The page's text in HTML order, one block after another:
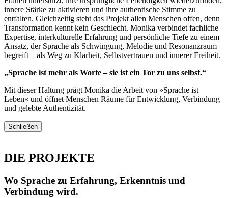
innere Stärke zu aktivieren und ihre authentische Stimme zu
entfalten. Gleichzeitig steht das Projekt allen Menschen offen, denn
Transformation kennt kein Geschlecht. Monika verbindet fachliche
Expertise, interkulturelle Erfahrung und persönliche Tiefe zu einem
Ansatz, der Sprache als Schwingung, Melodie und Resonanzraum
begreift – als Weg zu Klarheit, Selbstvertrauen und innerer Freiheit.
„Sprache ist mehr als Worte – sie ist ein Tor zu uns selbst.“
Mit dieser Haltung prägt Monika die Arbeit von »Sprache ist
Leben« und öffnet Menschen Räume für Entwicklung, Verbindung
und gelebte Authentizität.
Schließen
DIE PROJEKTE
Wo Sprache zu Erfahrung, Erkenntnis und
Verbindung wird.